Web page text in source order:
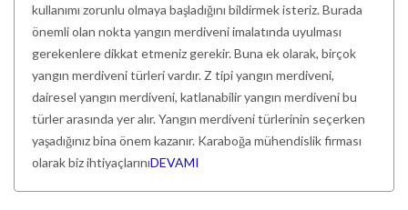
kullanımı zorunlu olmaya başladığını bildirmek isteriz. Burada
önemli olan nokta yangın merdiveni imalatında uyulması
gerekenlere dikkat etmeniz gerekir. Buna ek olarak, birçok
yangın merdiveni türleri vardır. Z tipi yangın merdiveni,
dairesel yangın merdiveni, katlanabilir yangın merdiveni bu
türler arasında yer alır. Yangın merdiveni türlerinin seçerken
yaşadığınız bina önem kazanır. Karaboğa mühendislik firması
olarak biz ihtiyaçlarınıDEVAMI